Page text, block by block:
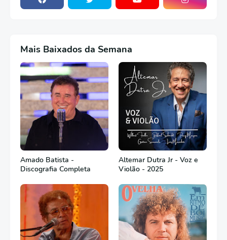
Mais Baixados da Semana
Amado Batista -
Discografia Completa
Altemar Dutra Jr - Voz e
Violão - 2025